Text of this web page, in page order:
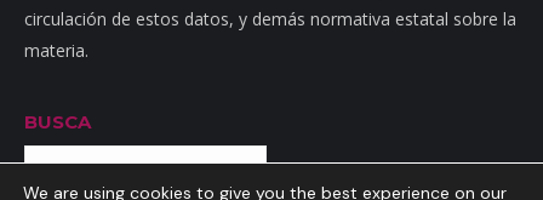
circulación de estos datos, y demás normativa estatal sobre la
materia.
BUSCA
Buscar
We are using cookies to give you the best experience on our